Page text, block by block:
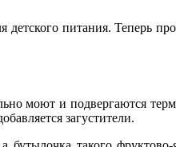
питания. Теперь
моют и подвергаются
загустители.